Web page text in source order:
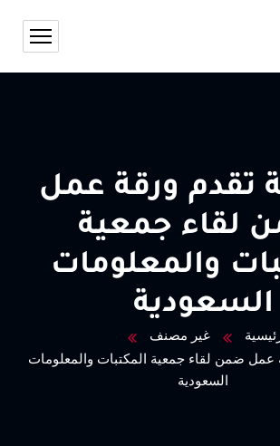
تقدم ورقة عمل
لقاء جمعية
والمعلومات
السعودية
غير مصنف
عمل ضمن لقاء جمعية المكتبات والمعلومات
السعودية